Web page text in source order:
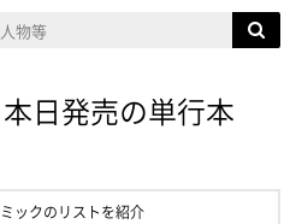
日発売の単行本
ックのリストを紹介